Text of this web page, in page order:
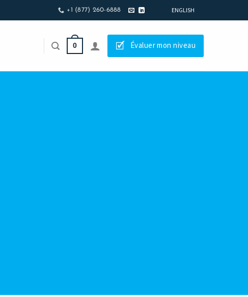
+1 (877) 260-6888 ENGLISH
0 🗹 Évaluer mon niveau